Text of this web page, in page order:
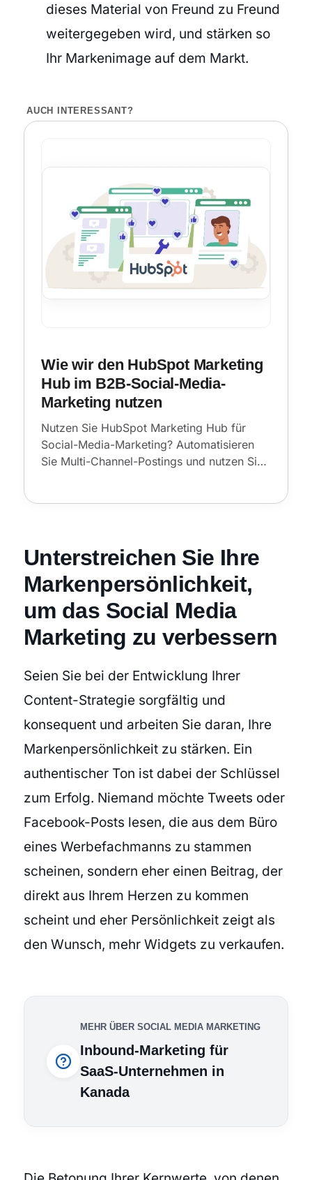
dieses Material von Freund zu Freund
weitergegeben wird, und stärken so
Ihr Markenimage auf dem Markt.
AUCH INTERESSANT?
Wie wir den HubSpot Marketing
Hub im B2B-Social-Media-
Marketing nutzen
Nutzen Sie HubSpot Marketing Hub für
Social-Media-Marketing? Automatisieren
Sie Multi-Channel-Postings und nutzen Sie
Unterstreichen Sie Ihre
Markenpersönlichkeit,
um das Social Media
Marketing zu verbessern
Seien Sie bei der Entwicklung Ihrer
Content-Strategie sorgfältig und
konsequent und arbeiten Sie daran, Ihre
Markenpersönlichkeit zu stärken. Ein
authentischer Ton ist dabei der Schlüssel
zum Erfolg. Niemand möchte Tweets oder
Facebook-Posts lesen, die aus dem Büro
eines Werbefachmanns zu stammen
scheinen, sondern eher einen Beitrag, der
direkt aus Ihrem Herzen zu kommen
scheint und eher Persönlichkeit zeigt als
den Wunsch, mehr Widgets zu verkaufen.
MEHR ÜBER SOCIAL MEDIA MARKETING
Inbound-Marketing für
SaaS-Unternehmen in
Kanada